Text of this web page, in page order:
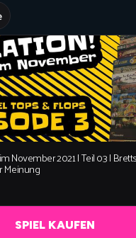
November 2021 | Teil 03 |
Meinung
SPIEL KAUFEN